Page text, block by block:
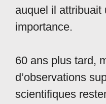
auquel il attribuait
importance.
60 ans plus tard,
d’observations
scientifiques